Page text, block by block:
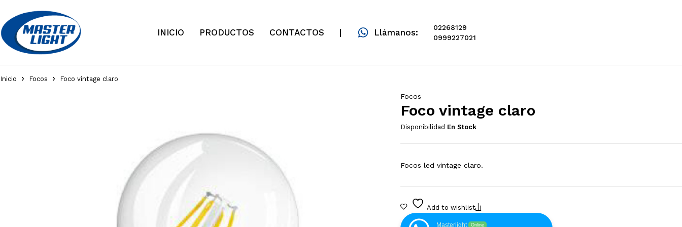
INICIO PRODUCTOS CONTACTOS Llámanos:
02268129
0999227021
Inicio Focos Foco vintage claro
Focos
Foco vintage claro
Disponibilidad En Stock
Focos led vintage claro.
Masterlight Online